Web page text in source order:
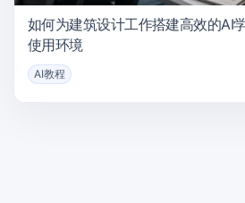
如何为建筑设计工作搭建高效的AI
使用环境
AI教程